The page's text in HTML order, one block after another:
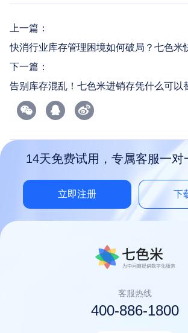
上一篇：
快消行业库存管理困境如何破局？七色米
下一篇：
告别库存混乱！七色米进销存凭什么可以
14天免费试用，专属客服一对
立即注册 下
客服热线
400-886-1800